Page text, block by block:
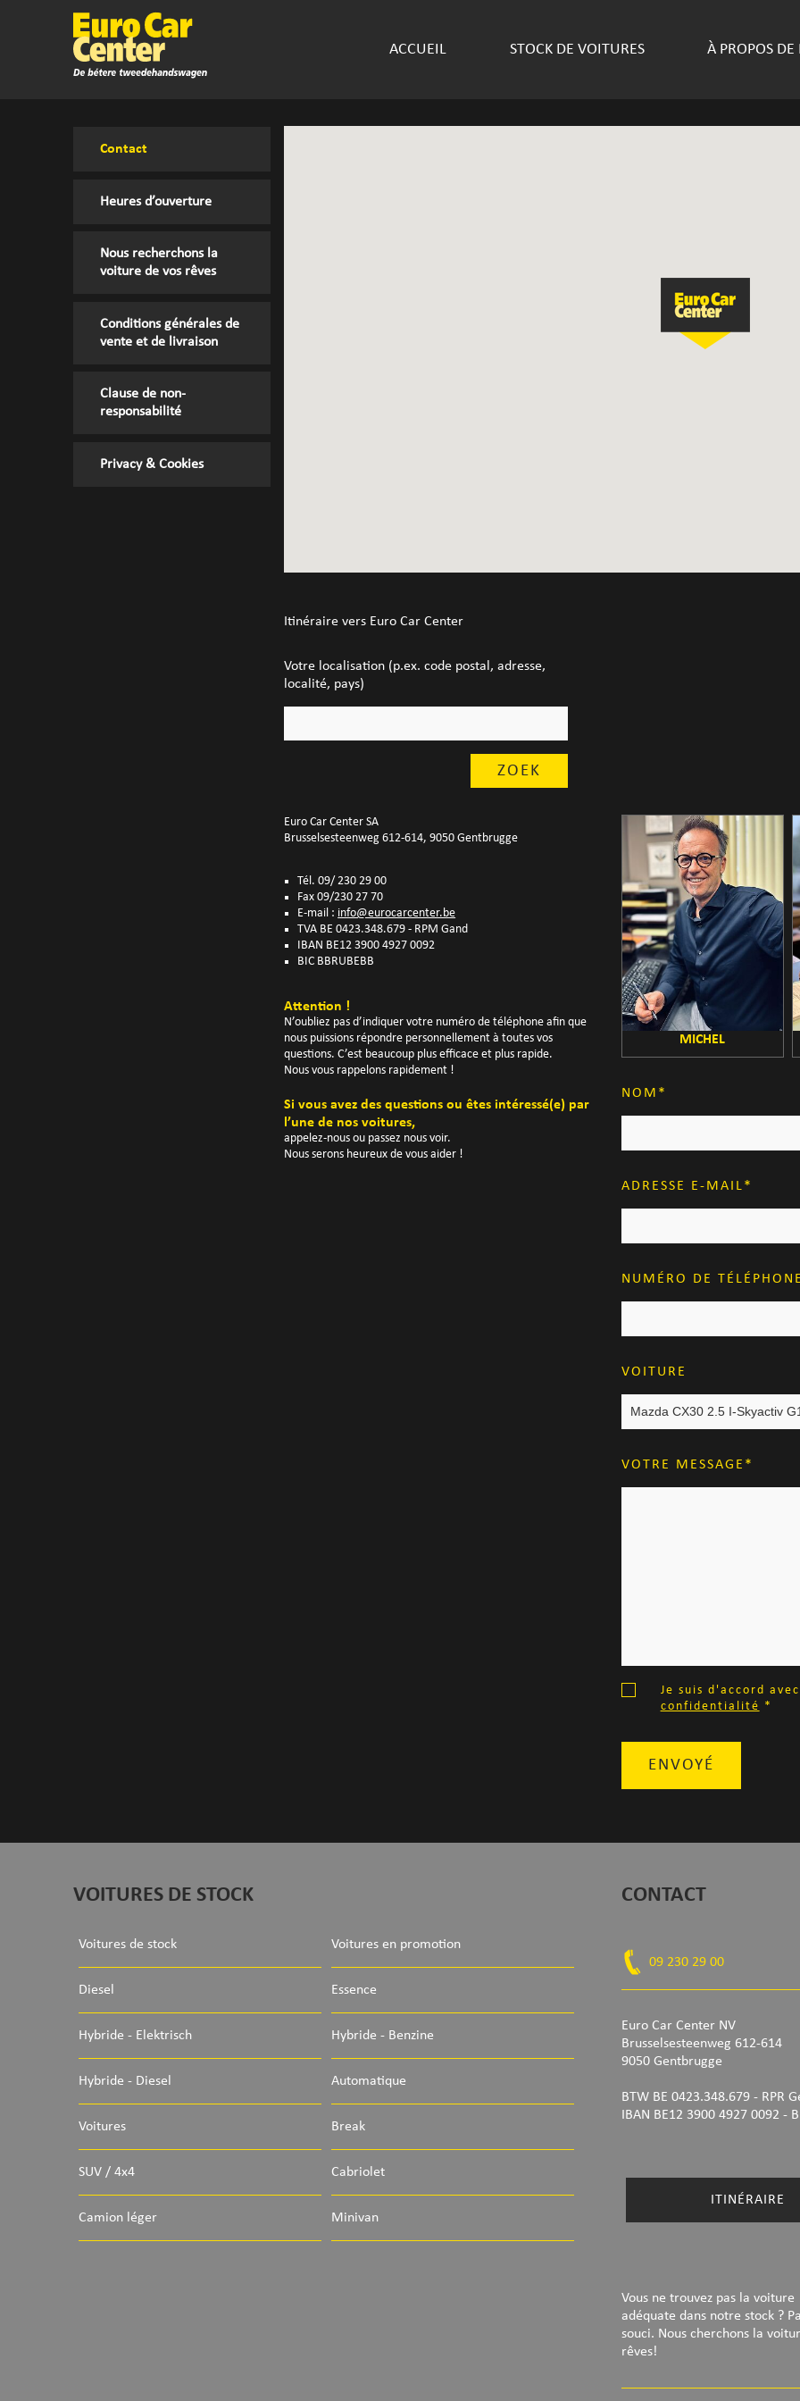
ACCUEIL STOCK DE VOITURES À PROPOS DE
Contact
Heures d’ouverture
Nous recherchons la
voiture de vos rêves
Conditions générales de
vente et de livraison
Clause de non-
responsabilité
Privacy & Cookies
Itinéraire vers Euro Car Center
Votre localisation (p.ex. code postal, adresse,
localité, pays)
Euro Car Center SA
Brusselsesteenweg 612-614, 9050 Gentbrugge
Tél. 09/ 230 29 00
Fax 09/230 27 70
E-mail : info@eurocarcenter.be
TVA BE 0423.348.679 - RPM Gand
IBAN BE12 3900 4927 0092
BIC BBRUBEBB
Attention !
N’oubliez pas d’indiquer votre numéro de téléphone afin que
nous puissions répondre personnellement à toutes vos
questions. C’est beaucoup plus efficace et plus rapide.
Nous vous rappelons rapidement !
Si vous avez des questions ou êtes intéressé(e) par
l’une de nos voitures,
appelez-nous ou passez nous voir.
Nous serons heureux de vous aider !
MICHEL
NOM
ADRESSE E-MAIL
NUMÉRO DE
VOITURE
VOTRE MESSAGE
Je suis d'accord
confidentialité *
ENVOYÉ
VOITURES DE STOCK
Voitures de stock Voitures en promotion
Diesel Essence
Hybride - Elektrisch Hybride - Benzine
Hybride - Diesel Automatique
Voitures Break
SUV / 4x4 Cabriolet
Camion léger Minivan
CONTACT
09 230 29 00
Euro Car Center NV
Brusselsesteenweg 612-614
9050 Gentbrugge
BTW BE 0423.348.679 - RPR
IBAN BE12 3900 4927 0092 -
ITINÉRAIRE
Vous ne trouvez pas la voiture
adéquate dans notre stock ?
souci. Nous cherchons la
rêves!